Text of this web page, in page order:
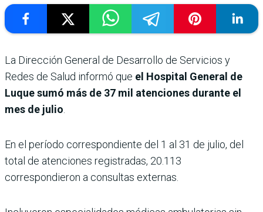
La Dirección General de Desarrollo de Servicios y
Redes de Salud informó que el Hospital General de
Luque sumó más de 37 mil atenciones durante el
mes de julio
En el período correspondiente del 1 al 31 de julio, del
total de atenciones registradas, 20.113
correspondieron a consultas externas.